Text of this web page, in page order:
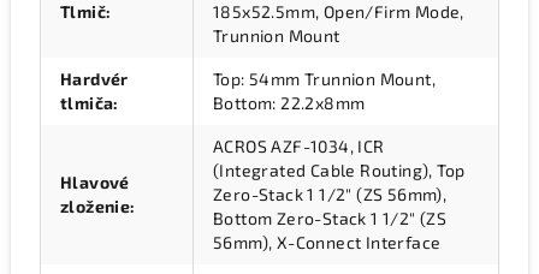
Tlmič:
185x52.5mm, Open/Firm Mode,
Trunnion Mount
Hardvér
tlmiča:
Top: 54mm Trunnion Mount,
Bottom: 22.2x8mm
Hlavové
zloženie:
ACROS AZF-1034, ICR
(Integrated Cable Routing), Top
Zero-Stack 1 1/2" (ZS 56mm),
Bottom Zero-Stack 1 1/2" (ZS
56mm), X-Connect Interface